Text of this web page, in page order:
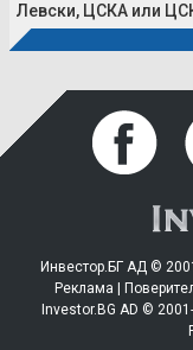
Левски, ЦСКА или
Инвестор.БГ АД ©
Реклама
Investor.BG AD ©